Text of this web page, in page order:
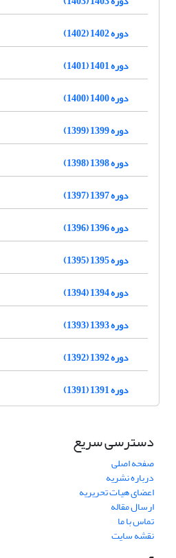
دوره 1402 (1402)
دوره 1401 (1401)
دوره 1400 (1400)
دوره 1399 (1399)
دوره 1398 (1398)
دوره 1397 (1397)
دوره 1396 (1396)
دوره 1395 (1395)
دوره 1394 (1394)
دوره 1393 (1393)
دوره 1392 (1392)
دوره 1391 (1391)
دسترسی سریع
صفحه اصلی
درباره نشریه
اعضای هیات تحریریه
ارسال مقاله
تماس با ما
نقشه سایت